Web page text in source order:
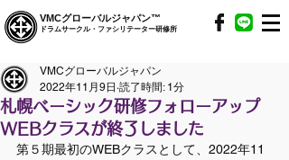
VMCグローバルジャパン™
ドラムサークル・ファシリテーター研修所
札幌ベーシック研修フォローアップ
WEBクラスが終了しました
VMCグローバルジャパン
2022年11月9日 読了時間: 1分
第５期最初のWEBクラスとして、2022年11